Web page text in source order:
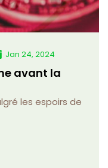
Jan 24, 2024
avant la
les espoirs de